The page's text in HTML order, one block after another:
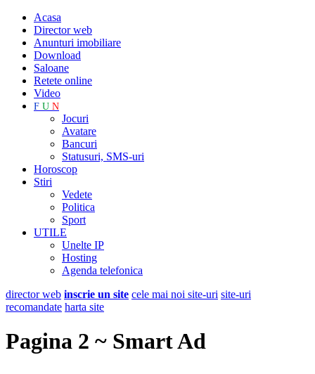
Acasa
Director web
Anunturi imobiliare
Download
Saloane
Retete online
Video
F U N
Jocuri
Avatare
Bancuri
Statusuri, SMS-uri
Horoscop
Stiri
Vedete
Politica
Sport
UTILE
Unelte IP
Hosting
Agenda telefonica
director web inscrie un site cele mai noi site-uri site-uri
recomandate harta site
Pagina 2 ~ Smart Ad